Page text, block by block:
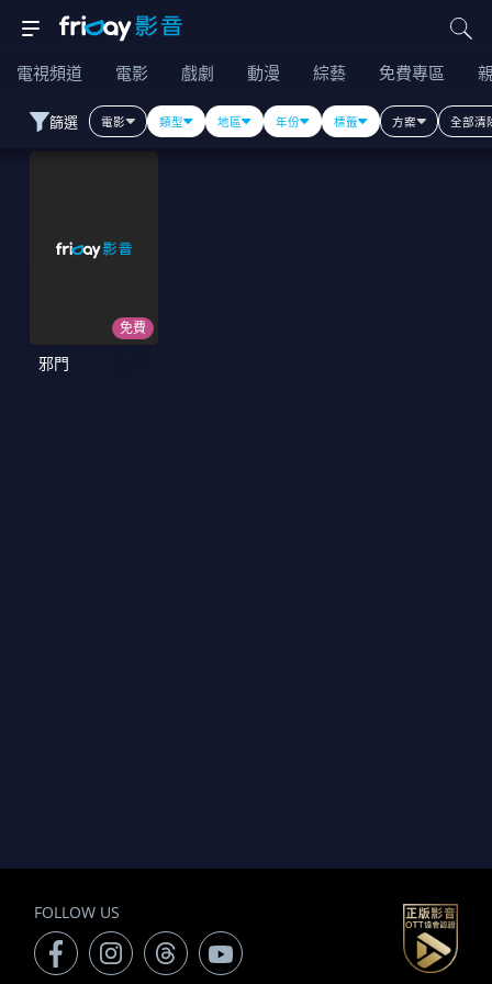
電視頻道 電影 戲劇 動漫 綜藝 免費專區
篩選 電影 類型 地區 年份 標籤 方案 全部清
免費
邪門
FOLLOW US